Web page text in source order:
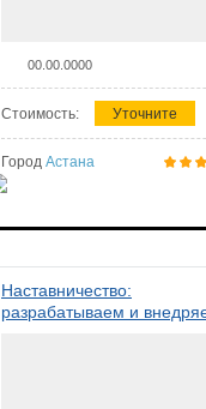
00.00.0000
Стоимость: Уточните
Город Астана
Наставничество:
разрабатываем и